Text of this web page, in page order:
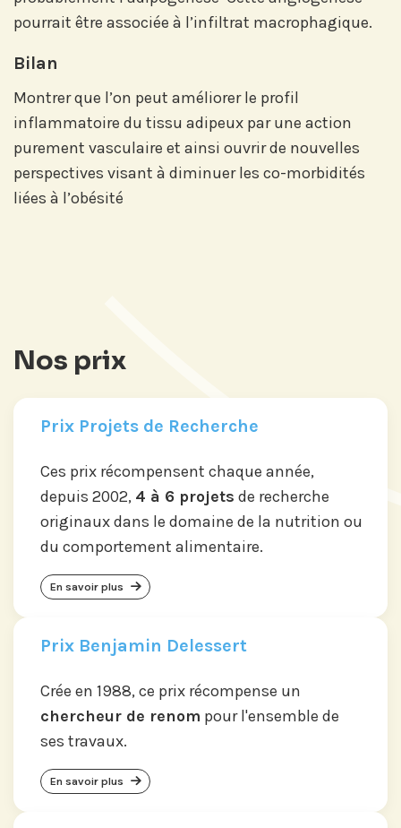
pourrait être associée à l’infiltrat macrophagique.
Bilan
Montrer que l’on peut améliorer le profil
inflammatoire du tissu adipeux par une action
purement vasculaire et ainsi ouvrir de nouvelles
perspectives visant à diminuer les co-morbidités
liées à l’obésité
Nos prix
Prix Projets de Recherche
Ces prix récompensent chaque année,
depuis 2002, 4 à 6 projets de recherche
originaux dans le domaine de la nutrition ou
du comportement alimentaire.
En savoir plus
Prix Benjamin Delessert
Crée en 1988, ce prix récompense un
chercheur de renom pour l'ensemble de
ses travaux.
En savoir plus
Si vous préférez suivre notre actu par
mail, recevez nos newsletters en
fonction de vos centres d'intérêt :